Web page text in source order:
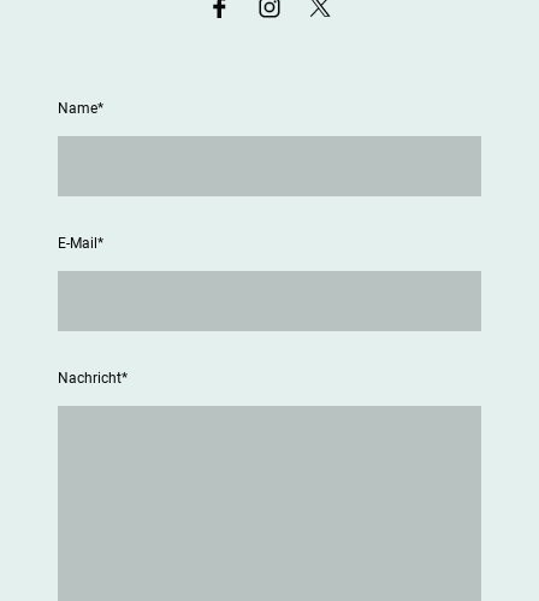
Name*
E-Mail*
Nachricht*